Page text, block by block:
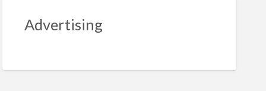
Advertising